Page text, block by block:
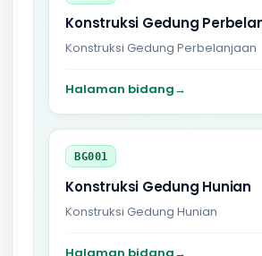
Konstruksi Gedung
Konstruksi Gedung Perbelanjaan
Halaman bidang→
BG001
Konstruksi Gedung Hunian
Konstruksi Gedung Hunian
Halaman bidang→